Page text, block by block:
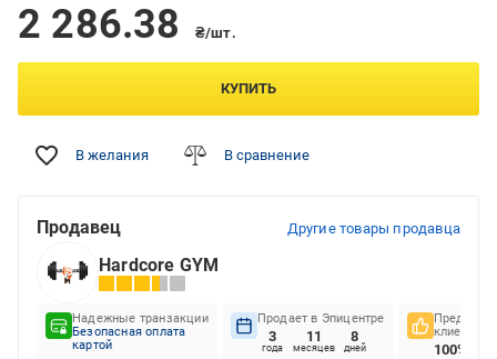
2 286.38 ₴/шт.
КУПИТЬ
В желания В сравнение
Продавец Другие товары продавца
Hardcore GYM
Надежные транзакции
Безопасная оплата
картой
Продает в Эпицентре
3
года
11
месяцев
8
дней
клиентов
100%